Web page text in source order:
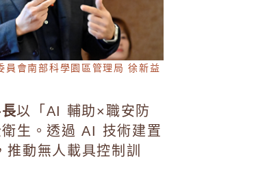
會南部科學園區管理局 徐新益
以「AI 輔助×職安防
生。透過 AI 技術建置
動無人載具控制訓